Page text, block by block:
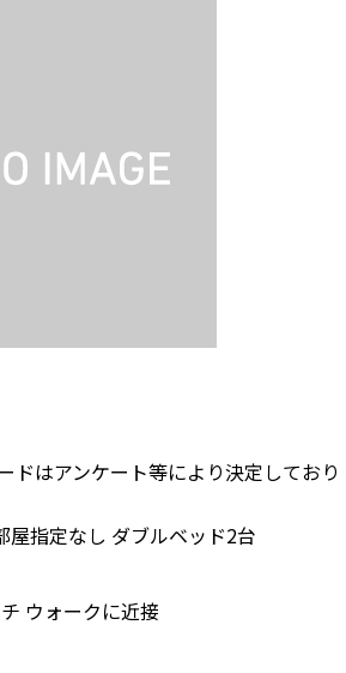
ドはアンケート等により決定しており
指定なし ダブルベッド2台
ウォークに近接